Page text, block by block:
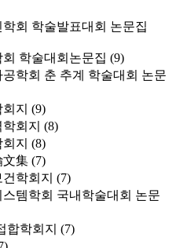
회 학술발표대회 논문집
학술대회논문집 (9)
학회 춘 추계 학술대회 논문
지 (9)
회지 (8)
지 (8)
文集 (7)
학회지 (7)
템학회 국내학술대회 논문
합학회지 (7)